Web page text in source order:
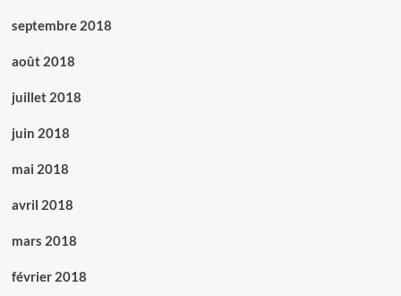
septembre 2018
août 2018
juillet 2018
juin 2018
mai 2018
avril 2018
mars 2018
février 2018